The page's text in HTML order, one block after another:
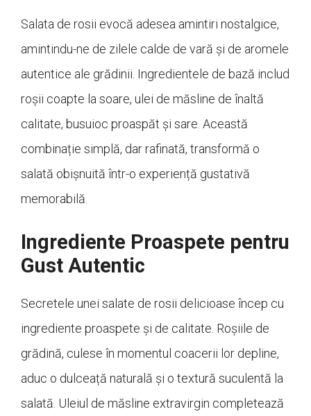
Salata de rosii evocă adesea amintiri nostalgice,
amintindu-ne de zilele calde de vară și de aromele
autentice ale grădinii. Ingredientele de bază includ
roșii coapte la soare, ulei de măsline de înaltă
calitate, busuioc proaspăt și sare. Această
combinație simplă, dar rafinată, transformă o
salată obișnuită într-o experiență gustativă
memorabilă.
Ingrediente Proaspete pentru
Gust Autentic
Secretele unei salate de rosii delicioase încep cu
ingrediente proaspete și de calitate. Roșiile de
grădină, culese în momentul coacerii lor depline,
aduc o dulceață naturală și o textură suculentă la
salată. Uleiul de măsline extravirgin completează